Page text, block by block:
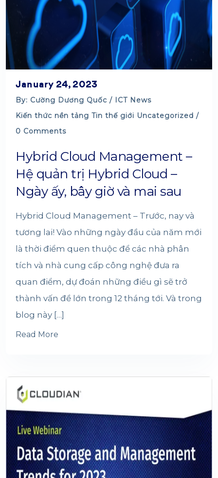
January 24, 2023
By: Cường Dương Quốc / ICT News
Kiến thức nền tảng Tin thế giới Uncategorized /
0 Comments
Hybrid Cloud Management –
Hệ quản trị Hybrid Cloud –
Ngày ấy, bây giờ và mai sau
Hybrid Cloud Management – Trước, nay và
tương lai! Vào những ngày đầu của năm mới
là thời điểm quen thuộc để các nhà phân
tích và nhà cung cấp công nghệ đưa ra
quan điểm, dự đoán những điều gì sẽ trở
thành vấn đề lớn trong 12 tháng tới. Và trong
blog này […]
Read More